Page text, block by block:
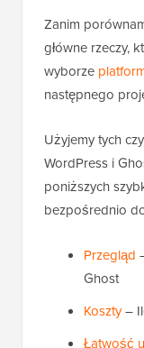
Zanim
główne rzeczy,
wyborze
następnego
Użyjemy tych
WordPress i
poniższych
bezpośrednio
Przegląd
Ghost
Koszty–
Łatwość